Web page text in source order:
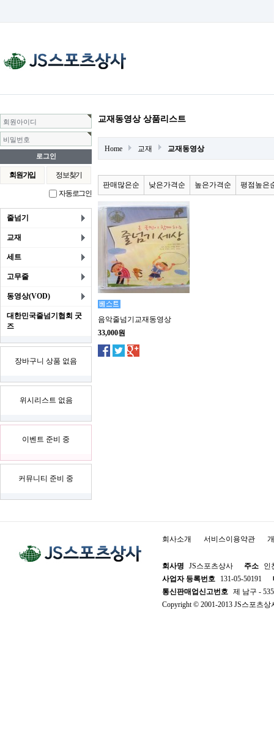
회원아이디
비밀번호
회원가입 정보찾기
자동로그인
줄넘기
교재
세트
고무줄
동영상(VOD)
대한민국줄넘기협회 굿
즈
장바구니 상품 없음
위시리스트 없음
이벤트 준비 중
커뮤니티 준비 중
교재동영상 상품리스트
Home 교재 교재동영상
판매많은순 낮은가격순 높은가격순 평점높은
음악줄넘기교재동영상
33,000원
회사소개 서비스이용약관
회사명 JS스포츠상사 주소
인
사업자 등록번호
131-05-50191
통신판매업신고번호 제 남구 -
Copyright © 2001-2013 JS스포츠상